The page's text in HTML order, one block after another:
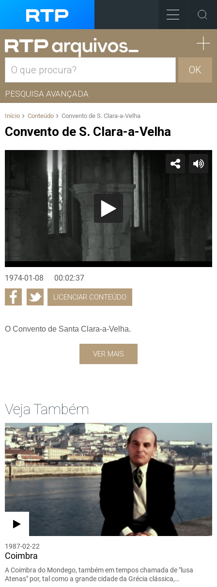
OK
PESQUISA AVANÇADA
Início Conteúdo Convento de S. Clara-a-Velha
Convento de S. Clara-a-Velha
1974-01-08 00:02:37
LICENCIAR CONTEÚDO
O Convento de Santa Clara-a-Velha.
VER MAIS
Veja Também
1987-02-22
Coimbra
A Coimbra do Mondego, também em tempos chamada de "lusa
Atenas" por, tal como a grande cidade da Grécia clássica,…